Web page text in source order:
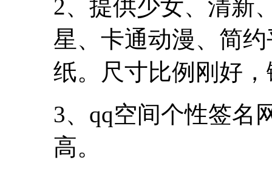
2、提供少女、清新
星、卡通动漫、简
纸。尺寸比例刚好
3、qq空间个性签名
高。